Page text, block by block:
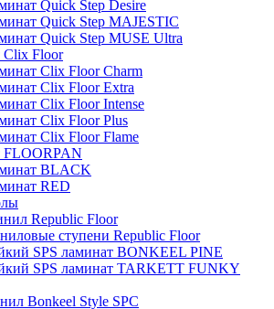
Quick Step Desire
Quick Step MAJESTIC
Quick Step MUSE Ultra
Clix Floor
Clix Floor Charm
Clix Floor Extra
Clix Floor Intense
Clix Floor Plus
Clix Floor Flame
FLOORPAN
BLACK
RED
Republic Floor
ступени Republic Floor
SPS ламинат BONKEEL PINE
SPS ламинат TARKETT FUNKY
Bonkeel Style SPC